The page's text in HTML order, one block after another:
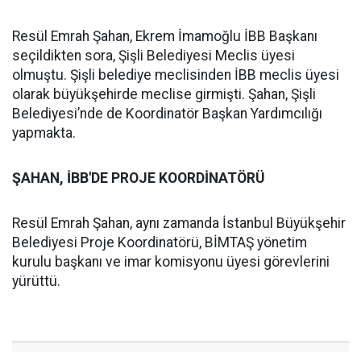
Resül Emrah Şahan, Ekrem İmamoğlu İBB Başkanı
seçildikten sora, Şişli Belediyesi Meclis üyesi
olmuştu. Şişli belediye meclisinden İBB meclis üyesi
olarak büyükşehirde meclise girmişti. Şahan, Şişli
Belediyesi’nde de Koordinatör Başkan Yardımcılığı
yapmakta.
ŞAHAN, İBB'DE PROJE KOORDİNATÖRÜ
Resül Emrah Şahan, aynı zamanda İstanbul Büyükşehir
Belediyesi Proje Koordinatörü, BİMTAŞ yönetim
kurulu başkanı ve imar komisyonu üyesi görevlerini
yürüttü.